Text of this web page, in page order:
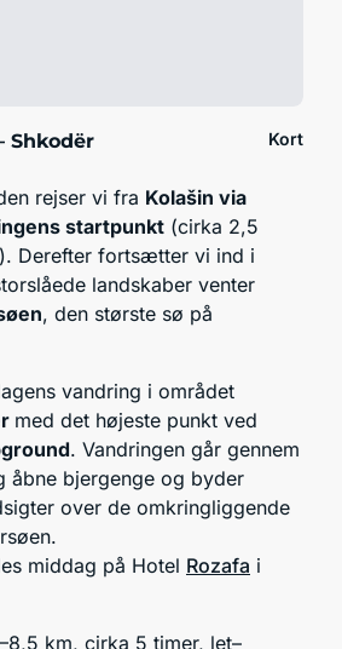
Shkodër Kort
rejser vi fra Kolašin via
startpunkt (cirka 2,5
Derefter fortsætter vi ind i
landskaber venter
, den største sø på
vandring i området
med det højeste punkt ved
. Vandringen går gennem
åbne bjergenge og byder
over de omkringliggende
middag på Hotel Rozafa i
km, cirka 5 timer, let–